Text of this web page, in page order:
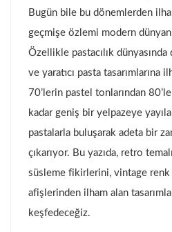
Bugün bile bu dönemlerden
geçmişe özlemi modern
Özellikle pastacılık
ve yaratıcı pasta tasarımlarına
70’lerin pastel tonlarından
kadar geniş bir yelpazeye
pastalarla buluşarak adeta bir
çıkarıyor. Bu yazıda, retro
süsleme fikirlerini, vintage
afişlerinden ilham alan
keşfedeceğiz.